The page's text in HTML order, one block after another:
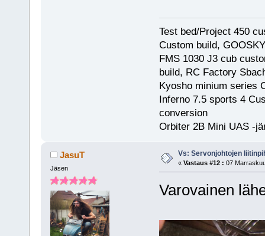
Test bed/Project 450
Custom build,
FMS 1030 J3 cub
build, RC Factory
Kyosho minium series
Inferno 7.5 sports 4
conversion
Orbiter 2B Mini UAS -
JasuT
Jäsen
Vs: Servonjohtojen
« Vastaus #12 : 07
Varovainen